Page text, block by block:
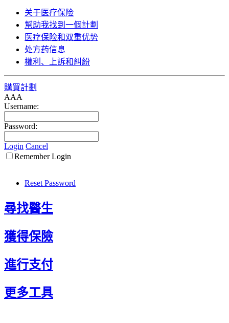
关于医疗保险
幫助我找到一個計劃
医疗保险和双重优势
处方药信息
權利、上訴和糾紛
購買計劃
AAA
Username:
Password:
Login Cancel
Remember Login
Reset Password
尋找醫生
獲得保險
進行支付
更多工具